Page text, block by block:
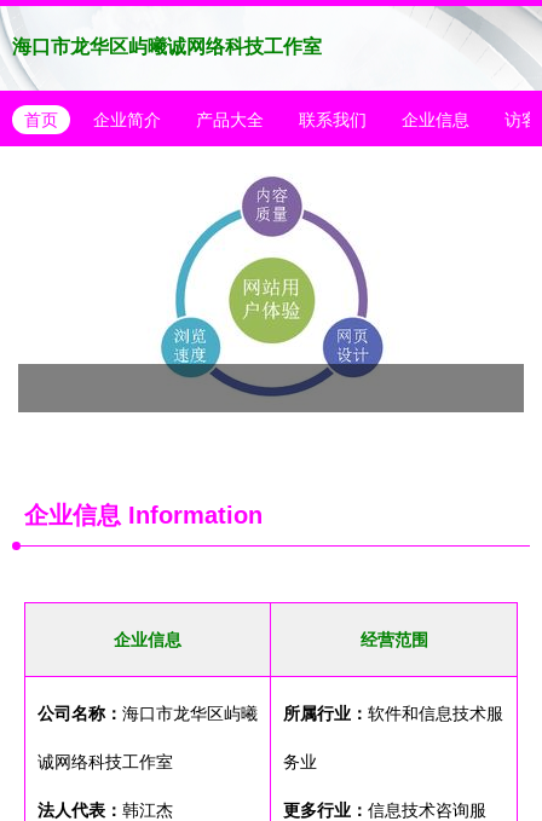
海口市龙华区屿曦诚网络科技工作室
首页 企业简介 产品大全 联系我们 企业信息 访客
企业信息 Information
企业信息 经营范围
公司名称： 海口市龙华区屿曦
诚网络科技工作室
法人代表： 韩江杰
所属行业： 软件和信息技术服
务业
更多行业： 信息技术咨询服